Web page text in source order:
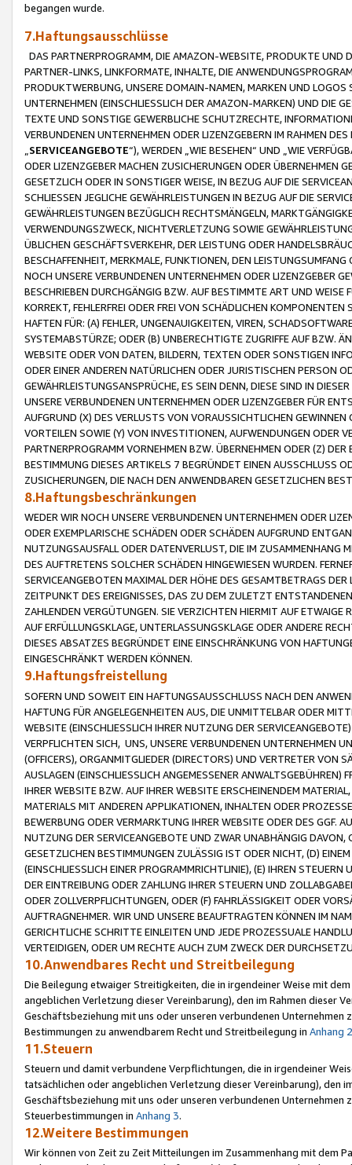
begangen wurde.
7.Haftungsausschlüsse
DAS PARTNERPROGRAMM, DIE AMAZON-WEBSITE, PRODUKTE UND
PARTNER-LINKS, LINKFORMATE, INHALTE, DIE
PRODUKTWERBUNG, UNSERE DOMAIN-NAMEN, MARKEN UND
UNTERNEHMEN (EINSCHLIESSLICH DER AMAZON-MARKEN) UND DIE
TEXTE UND SONSTIGE GEWERBLICHE SCHUTZRECHTE,
VERBUNDENEN UNTERNEHMEN ODER LIZENZGEBERN IM RAHMEN
SERVICEANGEBOTE“), WERDEN „WIE BESEHEN“ UND „WIE
ODER LIZENZGEBER MACHEN ZUSICHERUNGEN ODER ÜBERNEHMEN
GESETZLICH ODER IN SONSTIGER WEISE, IN BEZUG AUF DIE
SCHLIESSEN JEGLICHE GEWÄHRLEISTUNGEN IN BEZUG AUF DIE
GEWÄHRLEISTUNGEN BEZÜGLICH RECHTSMÄNGELN,
VERWENDUNGSZWECK, NICHTVERLETZUNG SOWIE
ÜBLICHEN GESCHÄFTSVERKEHR, DER LEISTUNG ODER
BESCHAFFENHEIT, MERKMALE, FUNKTIONEN, DEN
NOCH UNSERE VERBUNDENEN UNTERNEHMEN ODER LIZENZGEBER
BESCHRIEBEN DURCHGÄNGIG BZW. AUF BESTIMMTE ART UND
KORREKT, FEHLERFREI ODER FREI VON SCHÄDLICHEN
HAFTEN FÜR: (A) FEHLER, UNGENAUIGKEITEN, VIREN,
SYSTEMABSTÜRZE; ODER (B) UNBERECHTIGTE ZUGRIFFE AUF BZW.
WEBSITE ODER VON DATEN, BILDERN, TEXTEN ODER SONSTIGEN
ODER EINER ANDEREN NATÜRLICHEN ODER JURISTISCHEN PERSON
GEWÄHRLEISTUNGSANSPRÜCHE, ES SEIN DENN, DIESE SIND IN
UNSERE VERBUNDENEN UNTERNEHMEN ODER LIZENZGEBER FÜR
AUFGRUND (X) DES VERLUSTS VON VORAUSSICHTLICHEN
VORTEILEN SOWIE (Y) VON INVESTITIONEN, AUFWENDUNGEN ODER
PARTNERPROGRAMM VORNEHMEN BZW. ÜBERNEHMEN ODER (Z)
BESTIMMUNG DIESES ARTIKELS 7 BEGRÜNDET EINEN AUSSCHLUSS
ZUSICHERUNGEN, DIE NACH DEN ANWENDBAREN GESETZLICHEN
8.Haftungsbeschränkungen
WEDER WIR NOCH UNSERE VERBUNDENEN UNTERNEHMEN ODER
ODER EXEMPLARISCHE SCHÄDEN ODER SCHÄDEN AUFGRUND
NUTZUNGSAUSFALL ODER DATENVERLUST, DIE IM ZUSAMMENHANG
DES AUFTRETENS SOLCHER SCHÄDEN HINGEWIESEN WURDEN.
SERVICEANGEBOTEN MAXIMAL DER HÖHE DES GESAMTBETRAGS
ZEITPUNKT DES EREIGNISSES, DAS ZU DEM ZULETZT
ZAHLENDEN VERGÜTUNGEN. SIE VERZICHTEN HIERMIT AUF
AUF ERFÜLLUNGSKLAGE, UNTERLASSUNGSKLAGE ODER ANDERE
DIESES ABSATZES BEGRÜNDET EINE EINSCHRÄNKUNG VON
EINGESCHRÄNKT WERDEN KÖNNEN.
9.Haftungsfreistellung
SOFERN UND SOWEIT EIN HAFTUNGSAUSSCHLUSS NACH DEN
HAFTUNG FÜR ANGELEGENHEITEN AUS, DIE UNMITTELBAR ODER
WEBSITE (EINSCHLIESSLICH IHRER NUTZUNG DER
VERPFLICHTEN SICH, UNS, UNSERE VERBUNDENEN UNTERNEHMEN
(OFFICERS), ORGANMITGLIEDER (DIRECTORS) UND VERTRETER VON
AUSLAGEN (EINSCHLIESSLICH ANGEMESSENER
IHRER WEBSITE BZW. AUF IHRER WEBSITE ERSCHEINENDEM
MATERIALS MIT ANDEREN APPLIKATIONEN, INHALTEN ODER
BEWERBUNG ODER VERMARKTUNG IHRER WEBSITE ODER DES GGF.
NUTZUNG DER SERVICEANGEBOTE UND ZWAR UNABHÄNGIG
GESETZLICHEN BESTIMMUNGEN ZULÄSSIG IST ODER NICHT, (D)
(EINSCHLIESSLICH EINER PROGRAMMRICHTLINIE), (E) IHREN
DER EINTREIBUNG ODER ZAHLUNG IHRER STEUERN UND
ODER ZOLLVERPFLICHTUNGEN, ODER (F) FAHRLÄSSIGKEIT ODER
AUFTRAGNEHMER. WIR UND UNSERE BEAUFTRAGTEN KÖNNEN IM
GERICHTLICHE SCHRITTE EINLEITEN UND JEDE PROZESSUALE
VERTEIDIGEN, ODER UM RECHTE AUCH ZUM ZWECK DER
10.Anwendbares Recht und Streitbeilegung
Die Beilegung etwaiger Streitigkeiten, die in irgendeiner Weise mit
angeblichen Verletzung dieser Vereinbarung), den im Rahmen dieser
Geschäftsbeziehung mit uns oder unseren verbundenen
Bestimmungen zu anwendbarem Recht und Streitbeilegung in Anhang 2
11.Steuern
Steuern und damit verbundene Verpflichtungen, die in irgendeiner
tatsächlichen oder angeblichen Verletzung dieser Vereinbarung), den
Geschäftsbeziehung mit uns oder unseren verbundenen
Steuerbestimmungen in Anhang 3.
12.Weitere Bestimmungen
Wir können von Zeit zu Zeit Mitteilungen im Zusammenhang mit dem